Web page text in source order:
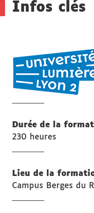
Infos clés
Durée de la
230 heures
Lieu de la
Campus Berges du